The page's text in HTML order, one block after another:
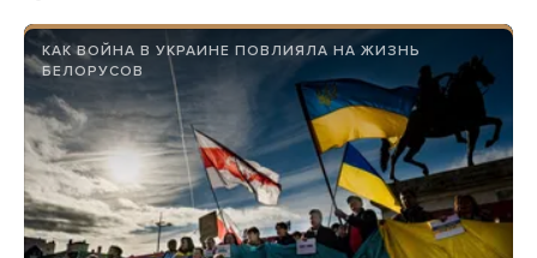
КАК ВОЙНА В УКРАИНЕ ПОВЛИЯЛА НА ЖИЗНЬ
БЕЛОРУСОВ